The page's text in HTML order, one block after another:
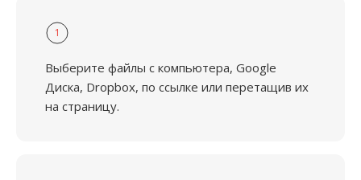
1
Выберите файлы с компьютера, Google
Диска, Dropbox, по ссылке или перетащив их
на страницу.